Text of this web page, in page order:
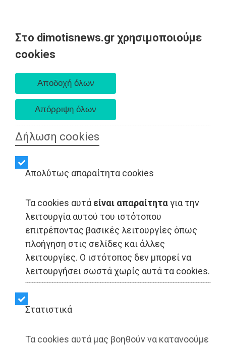
Στο dimotisnews.gr χρησιμοποιούμε
cookies
Δήλωση cookies
Απολύτως απαραίτητα cookies
Τα cookies αυτά είναι απαραίτηταγια την
λειτουργία αυτού του ιστότοπου
επιτρέποντας βασικές λειτουργίες όπως
πλοήγηση στις σελίδες και άλλες
λειτουργίες. Ο ιστότοπος δεν μπορεί να
λειτουργήσει σωστά χωρίς αυτά τα cookies.
Στατιστικά
Τα cookies αυτά μας βοηθούν να κατανοούμε
ΑΥΤΟΔΙΟΙΚΗΣΗ - Παιανία
Δήμος Παιανίας: Νέα
διανομή από το
Κοινωνικό Παντοπωλείο -
Σταθερά δίπλα σε όσους
έχουν ανάγκη